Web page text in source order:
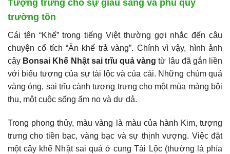
Tượng trưng cho sự giàu sang và phú quý
trường tồn
Cái tên “Khế” trong tiếng Việt thường gợi nhắc đến câu
chuyện cổ tích “Ăn khế trả vàng”. Chính vì vậy, hình ảnh
cây Bonsai Khế Nhật sai trĩu quả vàng từ lâu đã gắn liền
với biểu tượng của sự tài lộc và của cải. Những chùm quả
vàng óng, sai trĩu cành tượng trưng cho một mùa màng bội
thu, một cuộc sống ấm no và dư dả.
Trong phong thủy, màu vàng là màu của hành Kim, tượng
trưng cho tiền bạc, vàng bạc và sự thịnh vượng. Việc đặt
một cây khế Nhật sai quả ở cung Tài Lộc (thường là phía